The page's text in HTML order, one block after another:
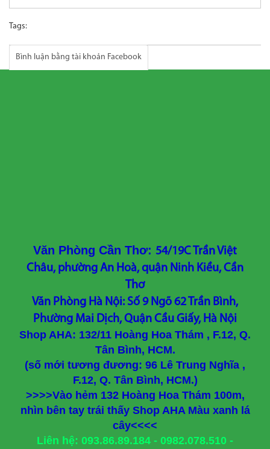
Tags:
Bình luận bằng tài khoản Facebook
Văn Phòng Cần Thơ: 54/19C Trần Việt
Châu, phường An Hoà, quận Ninh Kiều, Cần
Thơ
Văn Phòng Hà Nội: Số 9 Ngõ 62 Trần Bình,
Phường Mai Dịch, Quận Cầu Giấy, Hà Nội
Shop AHA: 132/11 Hoàng Hoa Thám , F.12, Q.
Tân Bình, HCM.
(số mới tương đương: 96 Lê Trung Nghĩa ,
F.12, Q. Tân Bình, HCM.)
>>>>Vào hẻm 132 Hoàng Hoa Thám 100m,
nhìn bên tay trái thấy Shop AHA Màu xanh lá
cây<<<<
Liên hệ: 093.86.89.184 - 0982.078.510 -